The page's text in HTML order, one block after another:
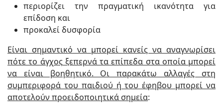
περιορίζει την πραγματική ικανότητα για
επίδοση και
προκαλεί δυσφορία
Είναι σημαντικό να μπορεί κανείς να αναγνωρίσει
πότε το άγχος ξεπερνά τα επίπεδα στα οποία μπορεί
να είναι βοηθητικό. Οι παρακάτω αλλαγές στη
συμπεριφορά του παιδιού ή του έφηβου μπορεί να
αποτελούν προειδοποιητικά σημεία: